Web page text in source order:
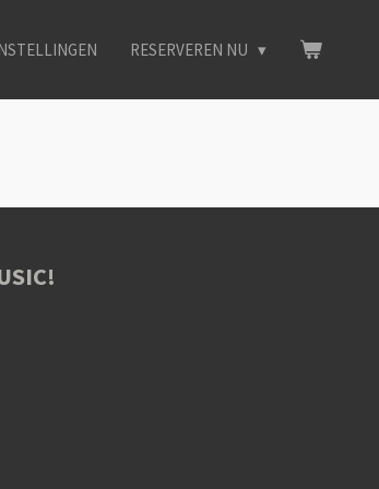
RESERVEREN NU